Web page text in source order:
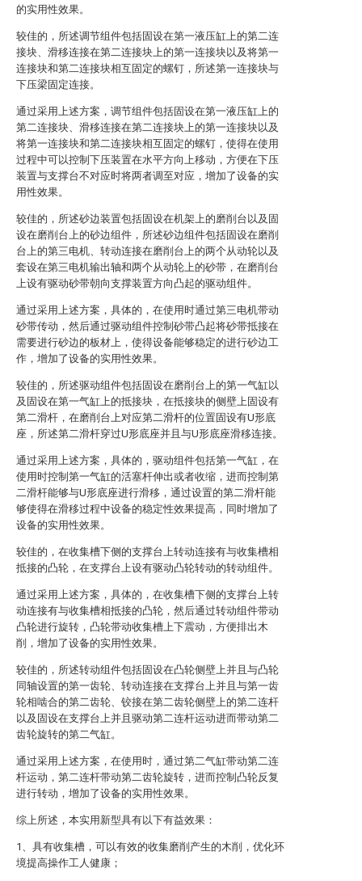
的实用性效果。
较佳的，所述调节组件包括固设在第一液压缸上的第二连
接块、滑移连接在第二连接块上的第一连接块以及将第一
连接块和第二连接块相互固定的螺钉，所述第一连接块与
下压梁固定连接。
通过采用上述方案，调节组件包括固设在第一液压缸上的
第二连接块、滑移连接在第二连接块上的第一连接块以及
将第一连接块和第二连接块相互固定的螺钉，使得在使用
过程中可以控制下压装置在水平方向上移动，方便在下压
装置与支撑台不对应时将两者调至对应，增加了设备的实
用性效果。
较佳的，所述砂边装置包括固设在机架上的磨削台以及固
设在磨削台上的砂边组件，所述砂边组件包括固设在磨削
台上的第三电机、转动连接在磨削台上的两个从动轮以及
套设在第三电机输出轴和两个从动轮上的砂带，在磨削台
上设有驱动砂带朝向支撑装置方向凸起的驱动组件。
通过采用上述方案，具体的，在使用时通过第三电机带动
砂带传动，然后通过驱动组件控制砂带凸起将砂带抵接在
需要进行砂边的板材上，使得设备能够稳定的进行砂边工
作，增加了设备的实用性效果。
较佳的，所述驱动组件包括固设在磨削台上的第一气缸以
及固设在第一气缸上的抵接块，在抵接块的侧壁上固设有
第二滑杆，在磨削台上对应第二滑杆的位置固设有U形底
座，所述第二滑杆穿过U形底座并且与U形底座滑移连接。
通过采用上述方案，具体的，驱动组件包括第一气缸，在
使用时控制第一气缸的活塞杆伸出或者收缩，进而控制第
二滑杆能够与U形底座进行滑移，通过设置的第二滑杆能
够使得在滑移过程中设备的稳定性效果提高，同时增加了
设备的实用性效果。
较佳的，在收集槽下侧的支撑台上转动连接有与收集槽相
抵接的凸轮，在支撑台上设有驱动凸轮转动的转动组件。
通过采用上述方案，具体的，在收集槽下侧的支撑台上转
动连接有与收集槽相抵接的凸轮，然后通过转动组件带动
凸轮进行旋转，凸轮带动收集槽上下震动，方便排出木
削，增加了设备的实用性效果。
较佳的，所述转动组件包括固设在凸轮侧壁上并且与凸轮
同轴设置的第一齿轮、转动连接在支撑台上并且与第一齿
轮相啮合的第二齿轮、铰接在第二齿轮侧壁上的第二连杆
以及固设在支撑台上并且驱动第二连杆运动进而带动第二
齿轮旋转的第二气缸。
通过采用上述方案，在使用时，通过第二气缸带动第二连
杆运动，第二连杆带动第二齿轮旋转，进而控制凸轮反复
进行转动，增加了设备的实用性效果。
综上所述，本实用新型具有以下有益效果：
1、具有收集槽，可以有效的收集磨削产生的木削，优化环
境提高操作工人健康；